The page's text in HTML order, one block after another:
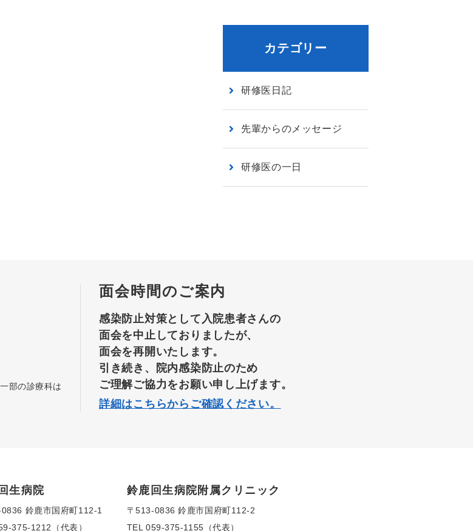
カテゴリー
研修医日記
先輩からのメッセージ
研修医の一日
部の診療科は
面会時間のご案内
感染防止対策として入院患者さんの
面会を中止しておりましたが、
面会を再開いたします。
引き続き、院内感染防止のため
ご理解ご協力をお願い申し上げます。
詳細はこちらからご確認ください。
生病院
鈴鹿市国府町112-1
375-1212（代表）
鈴鹿回生病院附属クリニック
〒513-0836 鈴鹿市国府町112-2
TEL059-375-1155（代表）